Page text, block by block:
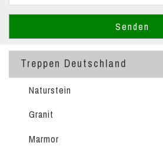
Treppen Deutschland
Naturstein
Granit
Marmor